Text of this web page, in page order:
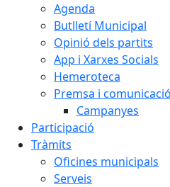
Agenda
Butlletí Municipal
Opinió dels partits
App i Xarxes Socials
Hemeroteca
Premsa i comunicació
Campanyes
Participació
Tràmits
Oficines municipals
Serveis